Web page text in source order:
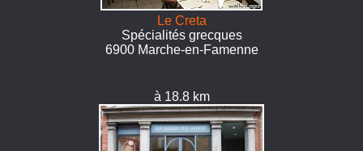
Le Creta
Spécialités grecques
6900 Marche-en-Famenne
à 18.8 km